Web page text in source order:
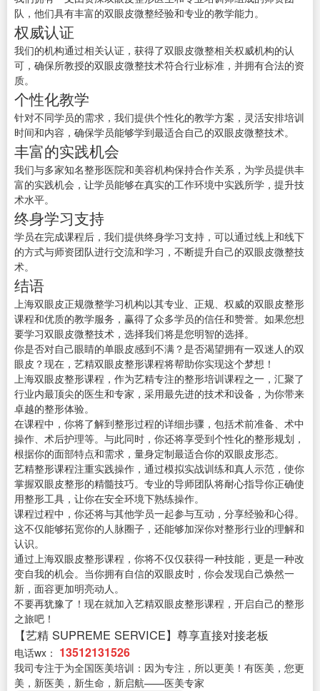
队，他们具有丰富的双眼皮微整经验和专业的教学能力。
权威认证
我们的机构通过相关认证，获得了双眼皮微整相关权威机构的认
可，确保所教授的双眼皮微整技术符合行业标准，并拥有合法的资
质。
个性化教学
针对不同学员的需求，我们提供个性化的教学方案，灵活安排培训
时间和内容，确保学员能够学到最适合自己的双眼皮微整技术。
丰富的实践机会
我们与多家知名整形医院和美容机构保持合作关系，为学员提供丰
富的实践机会，让学员能够在真实的工作环境中实践所学，提升技
术水平。
终身学习支持
学员在完成课程后，我们提供终身学习支持，可以通过线上和线下
的方式与师资团队进行交流和学习，不断提升自己的双眼皮微整技
术。
结语
上海双眼皮正规微整学习机构以其专业、正规、权威的双眼皮整形
课程和优质的教学服务，赢得了众多学员的信任和赞誉。如果您想
要学习双眼皮微整技术，选择我们将是您明智的选择。
你是否对自己眼睛的单眼皮感到不满？是否渴望拥有一双迷人的双
眼皮？现在，艺精双眼皮整形课程将帮助你实现这个梦想！
上海双眼皮整形课程，作为艺精专注的整形培训课程之一，汇聚了
行业内最顶尖的医生和专家，采用最先进的技术和设备，为你带来
卓越的整形体验。
在课程中，你将了解到整形过程的详细步骤，包括术前准备、术中
操作、术后护理等。与此同时，你还将享受到个性化的整形规划，
根据你的面部特点和需求，量身定制最适合你的双眼皮形态。
艺精整形课程注重实践操作，通过模拟实战训练和真人示范，使你
掌握双眼皮整形的精髓技巧。专业的导师团队将耐心指导你正确使
用整形工具，让你在安全环境下熟练操作。
课程过程中，你还将与其他学员一起参与互动，分享经验和心得。
这不仅能够拓宽你的人脉圈子，还能够加深你对整形行业的理解和
认识。
通过上海双眼皮整形课程，你将不仅仅获得一种技能，更是一种改
变自我的机会。当你拥有自信的双眼皮时，你会发现自己焕然一
新，面容更加明亮动人。
不要再犹豫了！现在就加入艺精双眼皮整形课程，开启自己的整形
之旅吧！
【艺精 SUPREME SERVICE】尊享直接对接老板
电话wx： 13512131526
我司专注于为全国医美培训：因为专注，所以更美！有医美，您更
美，新医美，新生命，新启航——医美专家